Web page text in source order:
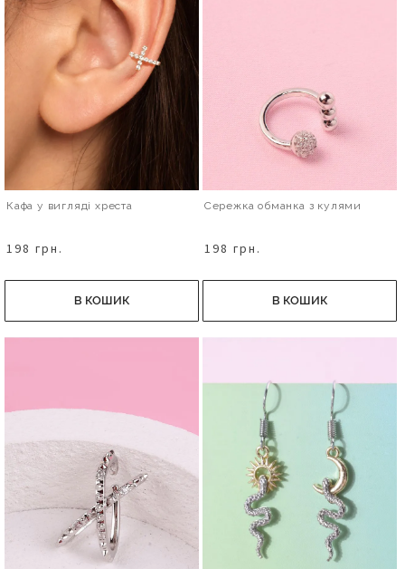
Кафа у вигляді хреста
198 грн.
В КОШИК
Сережка обманка з кулями
198 грн.
В КОШИК